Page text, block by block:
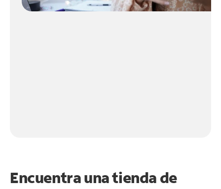
Encuentra una tienda de